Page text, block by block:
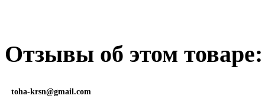
Отзывы об этом товаре:
toha-krsn@gmail.com